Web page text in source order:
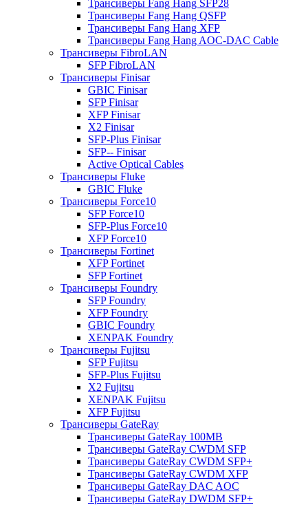
Трансиверы Fang Hang SFP28
Трансиверы Fang Hang QSFP
Трансиверы Fang Hang XFP
Трансиверы Fang Hang AOC-DAC Cable
Трансиверы FibroLAN
SFP FibroLAN
Трансиверы Finisar
GBIC Finisar
SFP Finisar
XFP Finisar
X2 Finisar
SFP-Plus Finisar
SFP-- Finisar
Active Optical Cables
Трансиверы Fluke
GBIC Fluke
Трансиверы Force10
SFP Force10
SFP-Plus Force10
XFP Force10
Трансиверы Fortinet
XFP Fortinet
SFP Fortinet
Трансиверы Foundry
SFP Foundry
XFP Foundry
GBIC Foundry
XENPAK Foundry
Трансиверы Fujitsu
SFP Fujitsu
SFP-Plus Fujitsu
X2 Fujitsu
XENPAK Fujitsu
XFP Fujitsu
Трансиверы GateRay
Трансиверы GateRay 100MB
Трансиверы GateRay CWDM SFP
Трансиверы GateRay CWDM SFP+
Трансиверы GateRay CWDM XFP
Трансиверы GateRay DAC AOC
Трансиверы GateRay DWDM SFP+